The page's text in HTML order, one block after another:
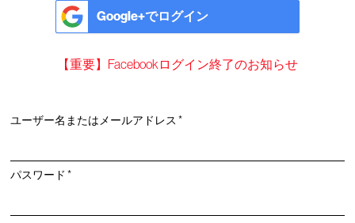
Google+でログイン
【重要】Facebookログイン終了のお知らせ
ユーザー名またはメールアドレス*必
パスワード*必